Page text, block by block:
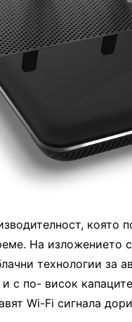
която
На изложението
технологии за
с по- висок
Wi-Fi сигнала